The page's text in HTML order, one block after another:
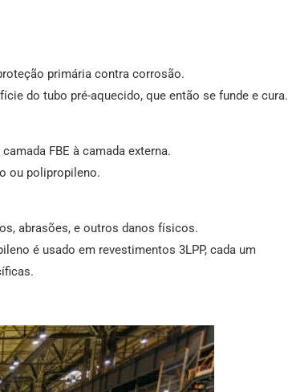
primária contra corrosão.
do tubo pré-aquecido, que então se funde e cura.
FBE à camada externa.
ou polipropileno.
abrasões, e outros danos físicos.
é usado em revestimentos 3LPP, cada um